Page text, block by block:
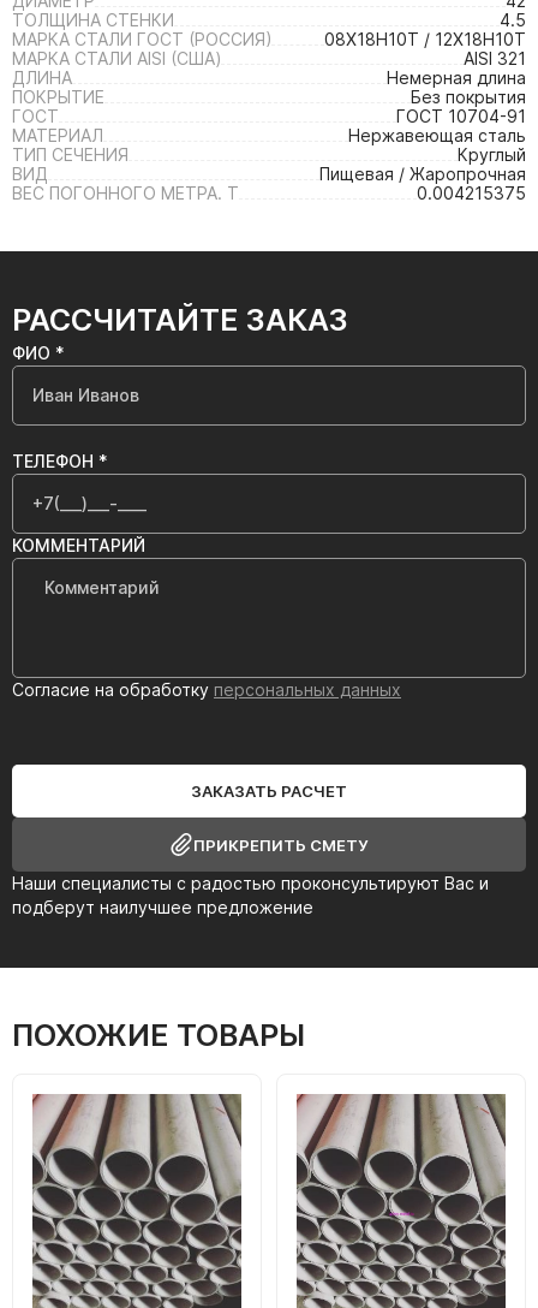
ТОЛЩИНА СТЕНКИ
4.5
МАРКА СТАЛИ ГОСТ (РОССИЯ)
08Х18Н10Т / 12Х18Н10Т
МАРКА СТАЛИ AISI (США)
AISI 321
ДЛИНА
Немерная длина
ПОКРЫТИЕ
Без покрытия
ГОСТ
ГОСТ 10704-91
МАТЕРИАЛ
Нержавеющая сталь
ТИП СЕЧЕНИЯ
Круглый
ВИД
Пищевая / Жаропрочная
ВЕС ПОГОННОГО МЕТРА. Т
0.004215375
РАССЧИТАЙТЕ ЗАКАЗ
Наши специалисты с радостью проконсультируют Вас и
подберут наилучшее предложение
ФИО *
ТЕЛЕФОН *
КОММЕНТАРИЙ
Согласие на обработку персональных данных
ЗАКАЗАТЬ РАСЧЕТ
ПРИКРЕПИТЬ СМЕТУ
ПОХОЖИЕ ТОВАРЫ